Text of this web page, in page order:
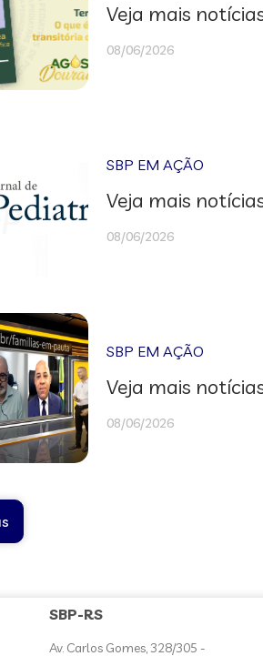
Veja mais
08/06/2026
SBP EM AÇÃO
Veja mais
08/06/2026
SBP EM AÇÃO
Veja mais
08/06/2026
SBP-RS
Av. Carlos Gomes, 328/305 -